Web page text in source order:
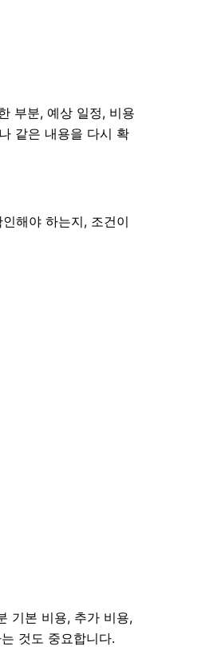
부분, 예상 일정, 비용
같은 내용을 다시 확
해야 하는지, 조건이
기본 비용, 추가 비용,
것도 중요합니다.